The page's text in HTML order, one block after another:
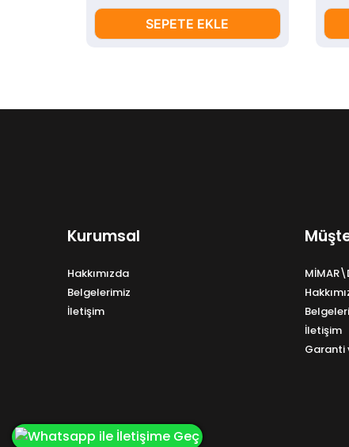
SEPETE EKLE
Kurumsal
Hakkımızda
Belgelerimiz
İletişim
İletişim
Garanti